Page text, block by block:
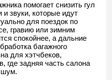
помогает снизить гул
и звуки, которые идут
для поездок по
гравию или зимним
спокойнее, а дальние
багажного
для хэтчбеков,
где задняя часть салона
шум.